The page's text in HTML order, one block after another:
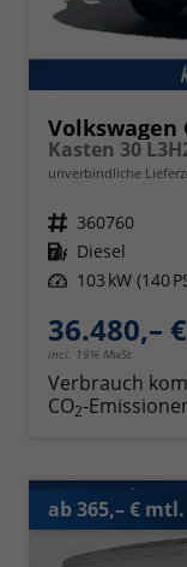
Volkswagen
unverbindliche
Fahrzeugnr. 360760
Kraftstoff Diesel
Leistung 103 kW (140
36.480,– €
incl. 19% MwSt.
Verbrauch
CO2-
ab 365,– € mtl.